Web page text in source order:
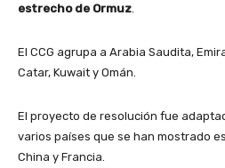
estrecho de Ormuz
El CCG agrupa a Arabia Saudita,
Catar, Kuwait y Omán.
El proyecto de resolución fue
varios países que se han mostrado
China y Francia.